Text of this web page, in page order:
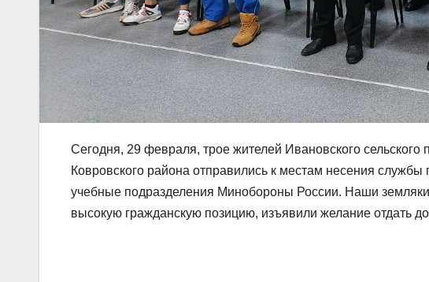
Сегодня, 29 февраля, трое жителей Ивановского сельского
Ковровского района отправились к местам несения службы
учебные подразделения Минобороны России. Наши
высокую гражданскую позицию, изъявили желание отдать